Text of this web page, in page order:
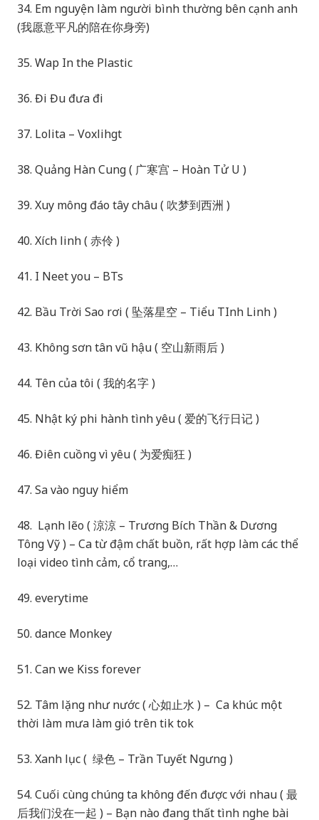
34. Em nguyện làm người bình thường bên cạnh anh
(我愿意平凡的陪在你身旁)
35. Wap In the Plastic
36. Đi Đu đưa đi
37. Lolita – Voxlihgt
38. Quảng Hàn Cung ( 广寒宫 – Hoàn Tử U )
39. Xuy mông đáo tây châu ( 吹梦到西洲 )
40. Xích linh ( 赤伶 )
41. I Neet you – BTs
42. Bầu Trời Sao rơi ( 坠落星空 – Tiểu TInh Linh )
43. Không sơn tân vũ hậu ( 空山新雨后 )
44. Tên của tôi ( 我的名字 )
45. Nhật ký phi hành tình yêu ( 爱的飞行日记 )
46. Điên cuồng vì yêu ( 为爱痴狂 )
47. Sa vào nguy hiểm
48. Lạnh lẽo ( 涼涼 – Trương Bích Thần & Dương
Tông Vỹ ) – Ca từ đậm chất buồn, rất hợp làm các thể
loại video tình cảm, cổ trang,…
49. everytime
50. dance Monkey
51. Can we Kiss forever
52. Tâm lặng như nước ( 心如止水 ) – Ca khúc một
thời làm mưa làm gió trên tik tok
53. Xanh lục ( 绿色 – Trần Tuyết Ngưng )
54. Cuối cùng chúng ta không đến được với nhau ( 最
后我们没在一起 ) – Bạn nào đang thất tình nghe bài